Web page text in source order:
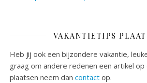
VAKANTIETIPS
Heb jij ook een bijzondere vakantie,
graag om andere redenen een artikel
plaatsen neem dan contact op.